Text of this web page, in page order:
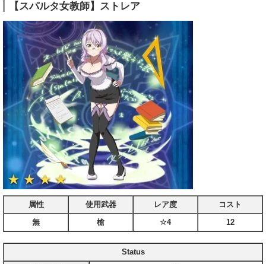
【スパルタ女教師】ストレア
属性 使用武器 レア度
コスト
無
槍 ☆4 12
Status